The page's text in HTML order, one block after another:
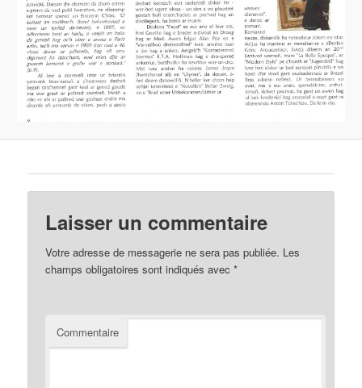
Laisser un commentaire
Votre adresse de messagerie ne sera pas publiée. Les
champs obligatoires sont indiqués avec*
Commentaire